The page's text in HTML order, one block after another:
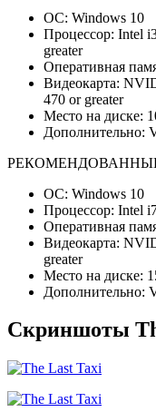
ОС: Windows 10
Процессор: Intel
greater
Оперативная
Видеокарта:
470 or greater
Место на диске:
Дополнительно:
ОС: Windows 10
Процессор: Intel
Оперативная
Видеокарта:
greater
Место на диске:
Дополнительно:
Скриншоты